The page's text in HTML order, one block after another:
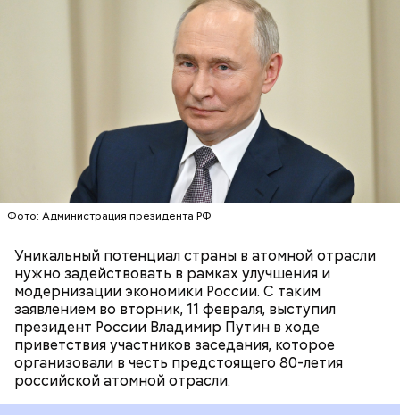
Фото: Администрация президента РФ
Уникальный потенциал страны в атомной отрасли
нужно задействовать в рамках улучшения и
модернизации экономики России. С таким
заявлением во вторник, 11 февраля, выступил
президент России Владимир Путин в ходе
приветствия участников заседания, которое
организовали в честь предстоящего 80-летия
российской атомной отрасли.
— Важно, чтобы уникальный потенциал и поистине
неисчерпаемые инновационные возможности
атомной промышленности сегодня в полной мере
были задействованы в целях модернизации
национальной экономики, — передал президент
РОССИЯ ВЛАДИМИР ПУТИН